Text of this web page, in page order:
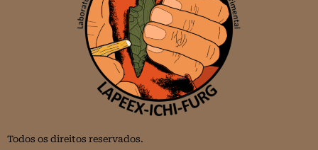
Todos os direitos reservados.